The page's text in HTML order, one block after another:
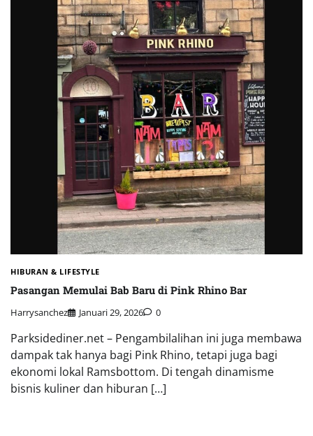
HIBURAN & LIFESTYLE
Pasangan Memulai Bab Baru di Pink Rhino Bar
Harrysanchez Januari 29, 2026 0
Parksidediner.net – Pengambilalihan ini juga membawa
dampak tak hanya bagi Pink Rhino, tetapi juga bagi
ekonomi lokal Ramsbottom. Di tengah dinamisme
bisnis kuliner dan hiburan […]